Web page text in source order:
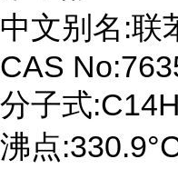
中文别名:联
CAS
分子式
沸点